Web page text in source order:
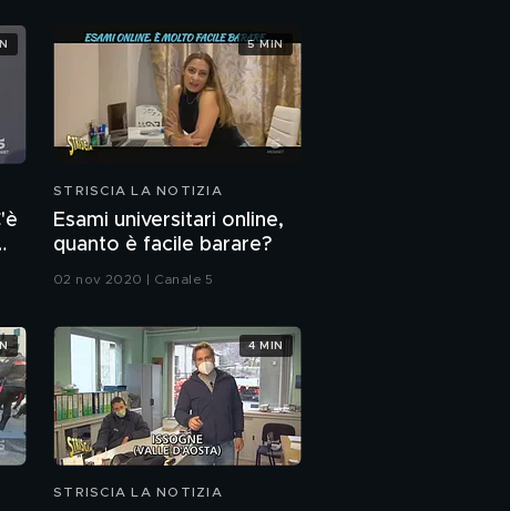
STRISCIA LA NOTIZIA
Esami universitari online,
quanto è facile barare?
02 nov 2020 | Canale 5
5 MIN
STRISCIA LA NOTIZIA
4 MIN